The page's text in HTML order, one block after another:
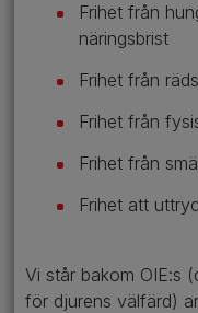
Frihet från
näringsbrist
Frihet från
Frihet från
Frihet från
Frihet att
Vi står bakom OIE:s
för djurens välfärd)